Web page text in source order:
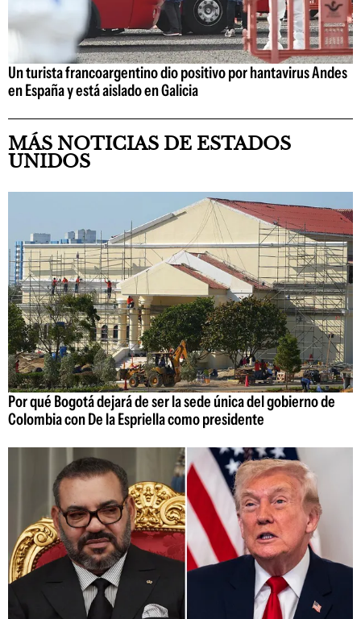
Un turista francoargentino dio positivo por hantavirus Andes
en España y está aislado en Galicia
MÁS NOTICIAS DE ESTADOS
UNIDOS
Por qué Bogotá dejará de ser la sede única del gobierno de
Colombia con De la Espriella como presidente